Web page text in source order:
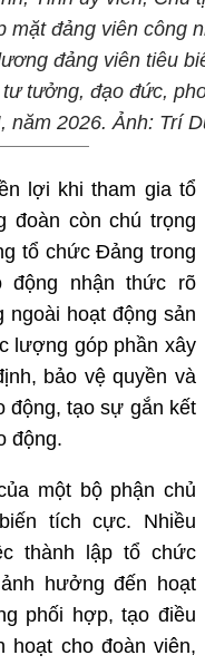
đảng viên công
đảng viên tiêu
tưởng, đạo đức,
năm 2026. Ảnh: Trí
lợi khi tham gia tổ
đoàn còn chú trọng
tổ chức Đảng trong
động nhận thức rõ
hoạt động sản
lượng góp phần xây
bảo vệ quyền và
động, tạo sự gắn kết
động.
một bộ phận chủ
tích cực. Nhiều
thành lập tổ chức
hưởng đến hoạt
phối hợp, tạo điều
hoạt cho đoàn viên,